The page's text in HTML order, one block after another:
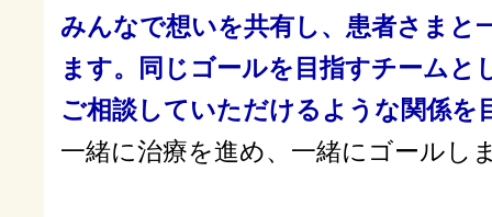
みんなで想いを共有し、患者さまと
ます。同じゴールを目指すチームと
ご相談していただけるような関係を
一緒に治療を進め、一緒にゴールし